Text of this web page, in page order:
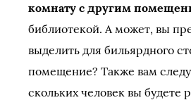
комнату с другим
библиотекой. А может, вы
выделить для бильярдного
помещение? Также вам
скольких человек вы будете